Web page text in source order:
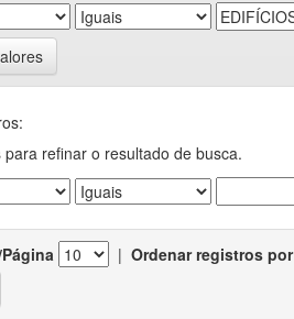
para refinar o resultado de busca.
| Ordenar registros por